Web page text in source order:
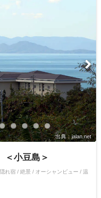
出典：jalan.net
小豆島＞
れ宿 / 絶景 / オーシャンビュー / 温